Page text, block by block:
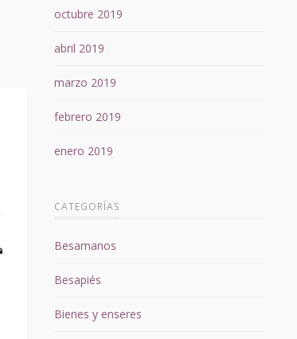
octubre 2019
abril 2019
marzo 2019
febrero 2019
enero 2019
CATEGORÍAS
Besamanos
Besapiés
Bienes y enseres